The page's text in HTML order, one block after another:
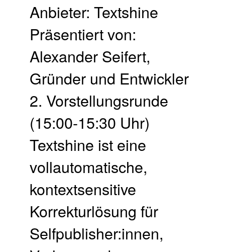
Anbieter: Textshine
Präsentiert von:
Alexander Seifert,
Gründer und Entwickler
2. Vor­stellungs­runde
(15:00-15:30 Uhr)
Textshine ist eine
vollautomatische,
kontextsensitive
Korrekturlösung für
Selfpublisher:innen,